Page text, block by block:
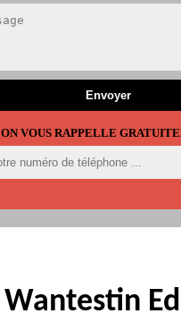
ON VOUS RAPPELLE
Wantestin